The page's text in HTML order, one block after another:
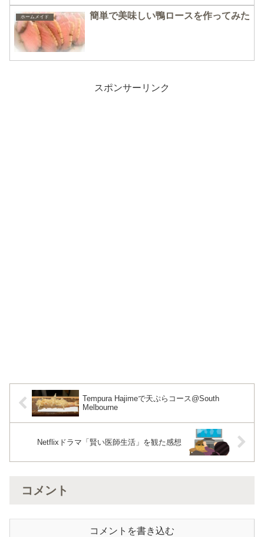
ホームメイド 簡単で美味しい鴨ロースを作ってみた
スポンサーリンク
Tempura Hajimeで天ぷらコース@South
Melbourne
Netflixドラマ「賢い医師生活」を観た感想
コメント
コメントを書き込む